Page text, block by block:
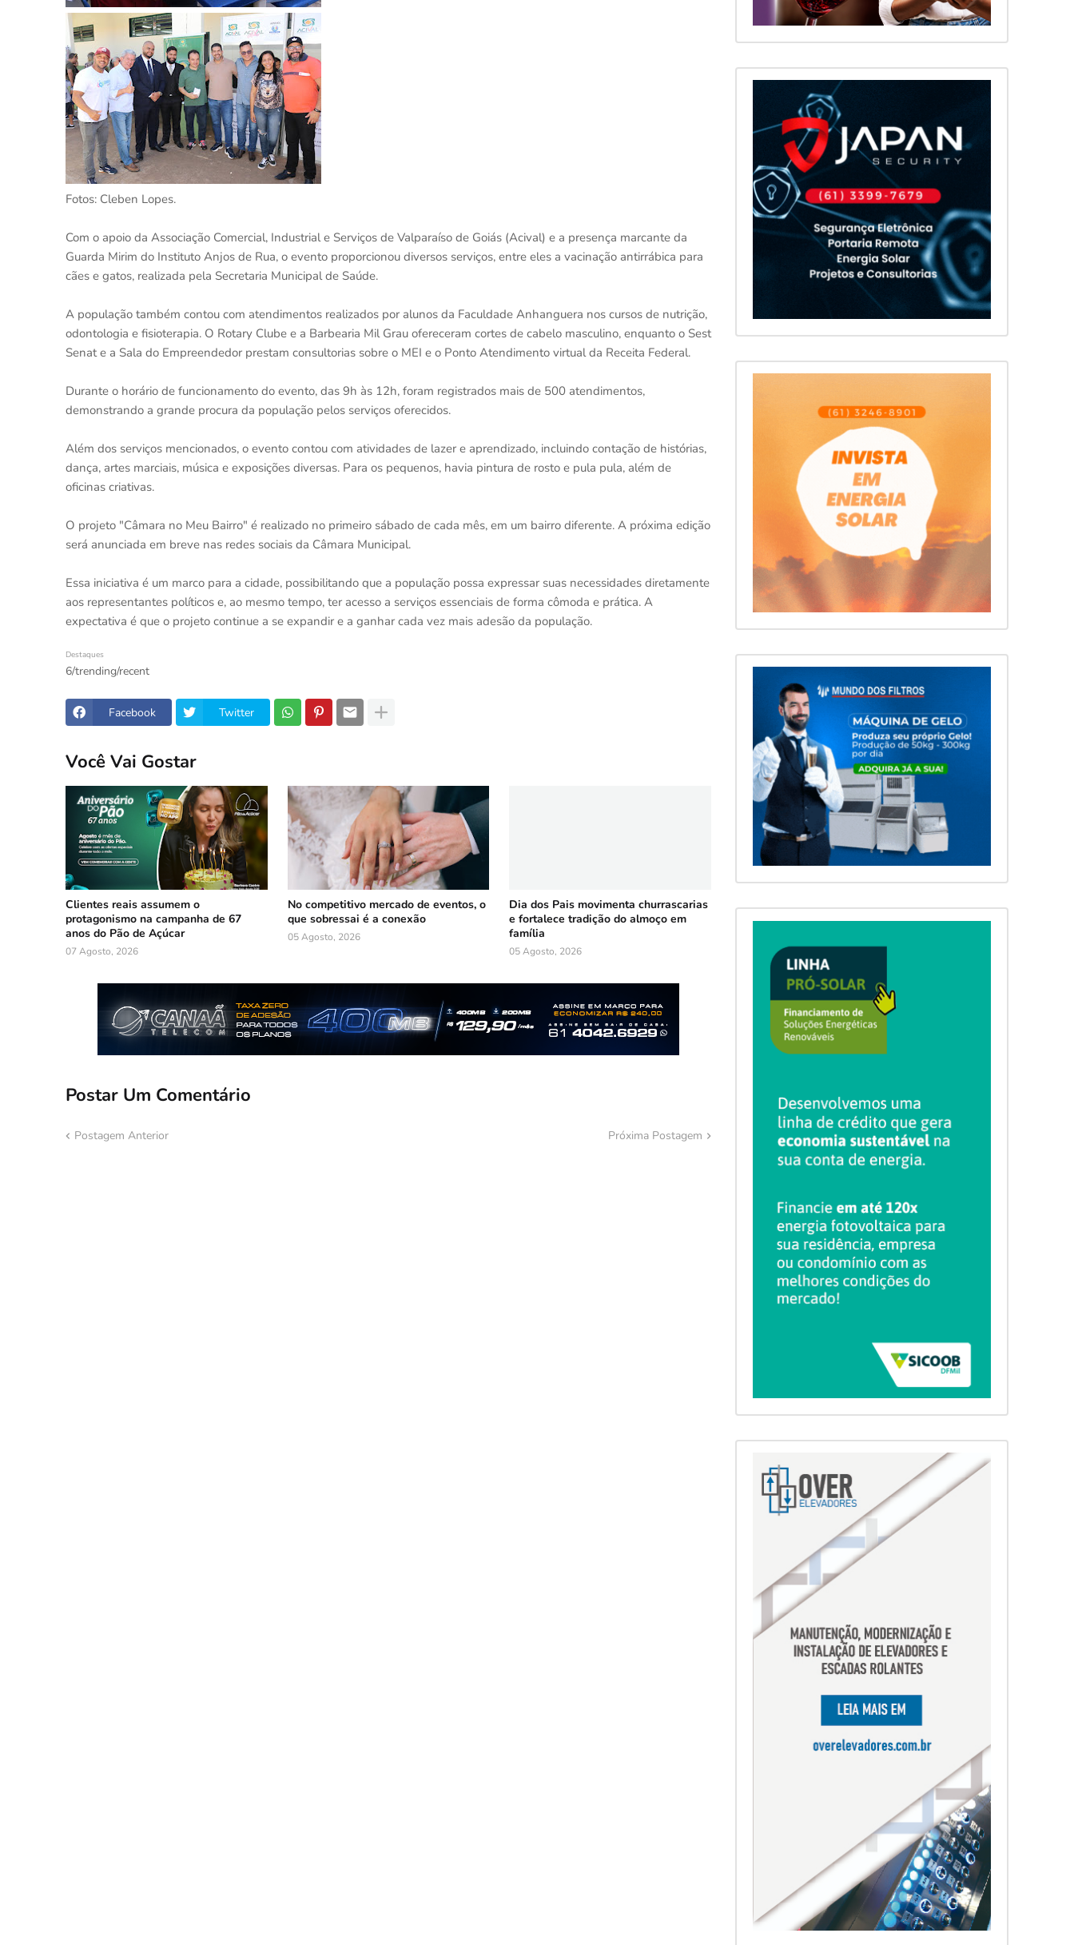
Fotos: Cleben Lopes.
Com o apoio da Associação Comercial, Industrial e Serviços de Valparaíso de Goiás (Acival) e a presença marcante da
Guarda Mirim do Instituto Anjos de Rua, o evento proporcionou diversos serviços, entre eles a vacinação antirrábica para
cães e gatos, realizada pela Secretaria Municipal de Saúde.
A população também contou com atendimentos realizados por alunos da Faculdade Anhanguera nos cursos de nutrição,
odontologia e fisioterapia. O Rotary Clube e a Barbearia Mil Grau ofereceram cortes de cabelo masculino, enquanto o Sest
Senat e a Sala do Empreendedor prestam consultorias sobre o MEI e o Ponto Atendimento virtual da Receita Federal.
Durante o horário de funcionamento do evento, das 9h às 12h, foram registrados mais de 500 atendimentos,
demonstrando a grande procura da população pelos serviços oferecidos.
Além dos serviços mencionados, o evento contou com atividades de lazer e aprendizado, incluindo contação de histórias,
dança, artes marciais, música e exposições diversas. Para os pequenos, havia pintura de rosto e pula pula, além de
oficinas criativas.
O projeto "Câmara no Meu Bairro" é realizado no primeiro sábado de cada mês, em um bairro diferente. A próxima edição
será anunciada em breve nas redes sociais da Câmara Municipal.
Essa iniciativa é um marco para a cidade, possibilitando que a população possa expressar suas necessidades diretamente
aos representantes políticos e, ao mesmo tempo, ter acesso a serviços essenciais de forma cômoda e prática. A
expectativa é que o projeto continue a se expandir e a ganhar cada vez mais adesão da população.
Destaques
6/trending/recent
Facebook Twitter
Você Vai Gostar
Clientes reais assumem o
protagonismo na campanha de 67
anos do Pão de Açúcar
07 Agosto, 2026
No competitivo mercado de eventos, o
que sobressai é a conexão
05 Agosto, 2026
Dia dos Pais movimenta churrascarias
e fortalece tradição do almoço em
família
05 Agosto, 2026
Postar Um Comentário
Postagem Anterior Próxima Postagem